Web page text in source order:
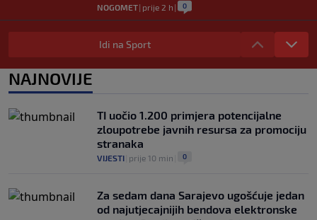
NOGOMET| prije 2 h | 0
Italijani otkrili koji broj će Kerim
Alajbegović nositi u Juventusu
bosanskom kralju u Perthu
prije 3 h 0
Idi na Sport
NAJNOVIJE
TI uočio 1.200 primjera potencijalne
zloupotrebe javnih resursa za promociju
stranaka
VIJESTI prije 10 min 0
Za sedam dana Sarajevo ugošćuje jedan
od najutjecajnijih bendova elektronske